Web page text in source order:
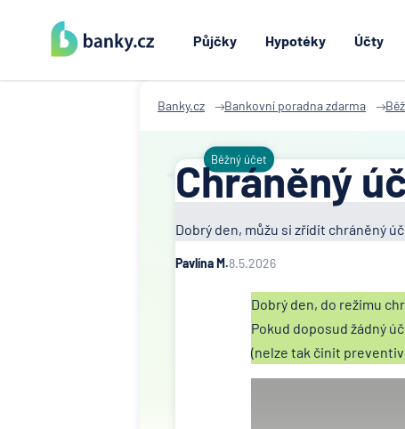
Půjčky Hypotéky Účty
Banky.cz Bankovní poradna zdarma
Běžný účet
Chráněný
Dobrý den, můžu si zřídit chráněný
Pavlína M.8.5.2026
Dobrý den, do režimu
Pokud doposud žádný
(nelze tak činit